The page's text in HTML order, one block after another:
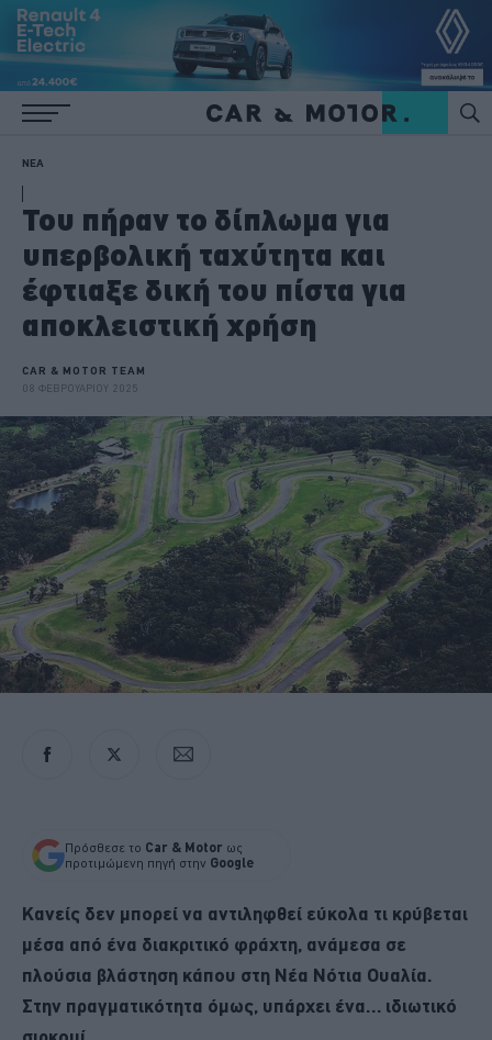
ΝΕΑ
Του πήραν το δίπλωμα για
υπερβολική ταχύτητα και
έφτιαξε δική του πίστα για
αποκλειστική χρήση
CAR & MOTOR TEAM
08 ΦΕΒΡΟΥΑΡΙΟΥ 2025
Πρόσθεσε το Car & Motor ως
προτιμώμενη πηγή στην Google
Κανείς δεν μπορεί να αντιληφθεί εύκολα τι κρύβεται
μέσα από ένα διακριτικό φράχτη, ανάμεσα σε
πλούσια βλάστηση κάπου στη Νέα Νότια Ουαλία.
Στην πραγματικότητα όμως, υπάρχει ένα… ιδιωτικό